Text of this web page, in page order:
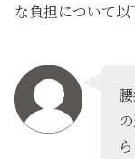
な負担について以